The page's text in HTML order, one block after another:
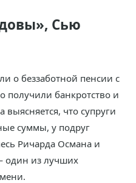
Сью
о беззаботной пенсии с
получили банкротство и
что супруги
суммы, у подруг
Ричарда Османа и
один из лучших